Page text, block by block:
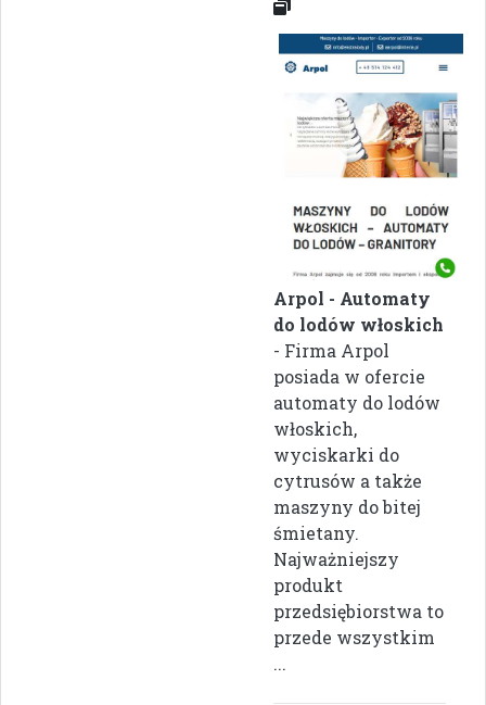
Arpol - Automaty
do lodów włoskich
- Firma Arpol
posiada w ofercie
automaty do lodów
włoskich,
wyciskarki do
cytrusów a także
maszyny do bitej
śmietany.
Najważniejszy
produkt
przedsiębiorstwa to
przede wszystkim
...